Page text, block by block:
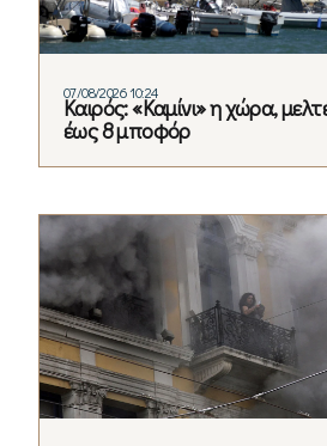
07/08/2026 10:24
Καιρός: «Καμίνι» η χώρα,
έως 8 μποφόρ